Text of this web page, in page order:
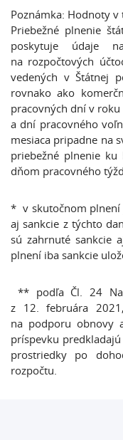
Poznámka: Hodnoty v
Priebežné plnenie
poskytuje údaje
na rozpočtových
vedených v Štátnej
rovnako ako
pracovných dní v
a dní pracovného
mesiaca pripadne na
priebežné plnenie ku
dňom pracovného
* v skutočnom plnení
aj sankcie z týchto
sú zahrnuté sankcie
plnení iba sankcie
** podľa Čl. 24
z 12. februára
na podporu obnovy
príspevku
prostriedky po
rozpočtu.